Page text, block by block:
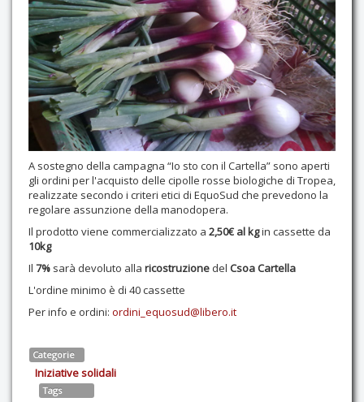
Contatti
A sostegno della campagna “Io sto con il Cartella” sono aperti
gli ordini per l'acquisto delle cipolle rosse biologiche di Tropea,
realizzate secondo i criteri etici di EquoSud che prevedono la
regolare assunzione della manodopera.
Il prodotto viene commercializzato a 2,50€ al kgin cassette da
10kg
Il 7% sarà devoluto alla ricostruzione del Csoa Cartella
L'ordine minimo è di 40 cassette
Per info e ordini: ordini_equosud@libero.it
Categorie
Iniziative solidali
Tags